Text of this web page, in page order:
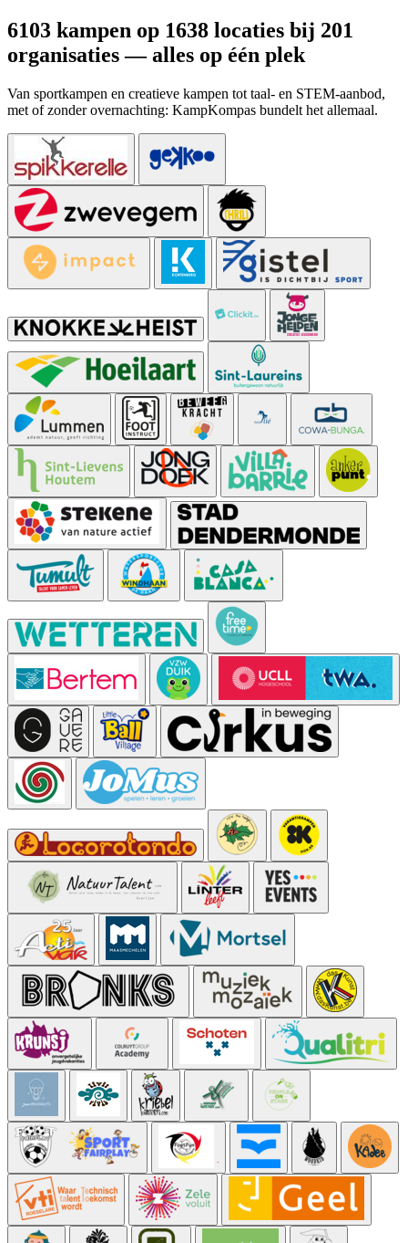
6103 kampen op 1638 locaties bij 201
organisaties — alles op één plek
Van sportkampen en creatieve kampen tot taal- en STEM-aanbod,
met of zonder overnachting: KampKompas bundelt het allemaal.